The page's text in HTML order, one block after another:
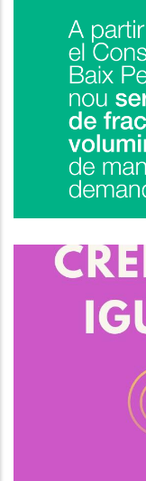
El
Servei
De